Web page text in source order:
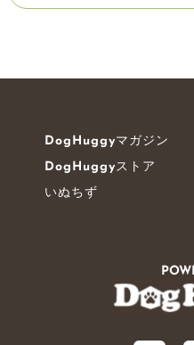
DogHuggyマガジン
DogHuggyストア
いぬちず